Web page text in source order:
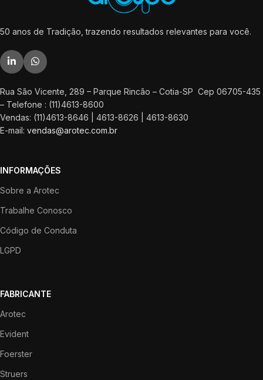
50 anos de Tradição, trazendo resultados relevantes para você.
Rua São Vicente, 289 – Parque Rincão – Cotia-SP Cep 06705-435
– Telefone : (11)4613-8600
Vendas: (11)4613-8646 | 4613-8626 | 4613-8630
E-mail: vendas@arotec.com.br
INFORMAÇÕES
Sobre a Arotec
Trabalhe Conosco
Código de Conduta
LGPD
FABRICANTE
Arotec
Evident
Foerster
Struers